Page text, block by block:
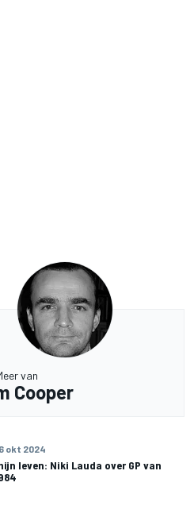
van
Cooper
okt 2024
leven: Niki Lauda over GP van